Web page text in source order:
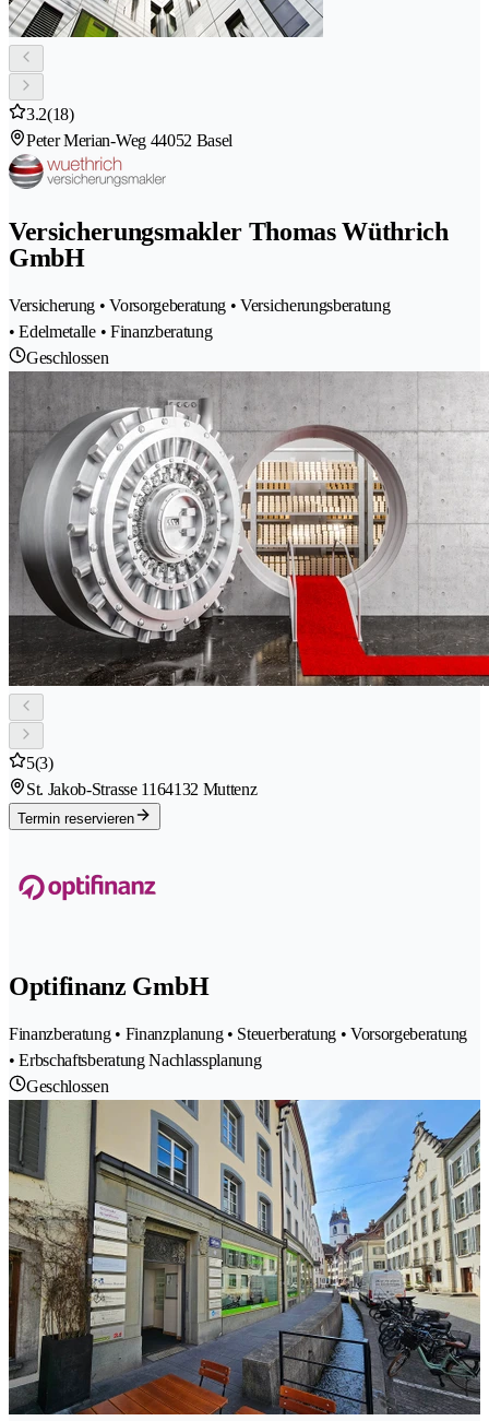
3.2(18)
Peter Merian-Weg 44052 Basel
Versicherungsmakler Thomas Wüthrich
GmbH
Versicherung • Vorsorgeberatung • Versicherungsberatung
• Edelmetalle • Finanzberatung
Geschlossen
5(3)
St. Jakob-Strasse 1164132 Muttenz
Termin reservieren
Optifinanz GmbH
Finanzberatung • Finanzplanung • Steuerberatung • Vorsorgeberatung
• Erbschaftsberatung Nachlassplanung
Geschlossen